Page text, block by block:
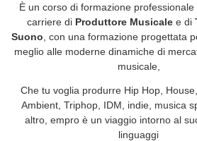
È un corso di formazione
carriere di Produttore Musicalee di
Suono , con una formazione progettata
meglio alle moderne dinamiche di
musicale,
Che tu voglia produrre Hip Hop,
Ambient, Triphop, IDM, indie, musica
altro, empro è un viaggio intorno al
linguaggi